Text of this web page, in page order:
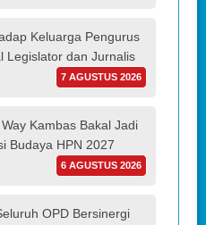
Keluarga Pengurus
Legislator dan Jurnalis
7 AGUSTUS 2026
Kambas Bakal Jadi
Budaya HPN 2027
6 AGUSTUS 2026
OPD Bersinergi